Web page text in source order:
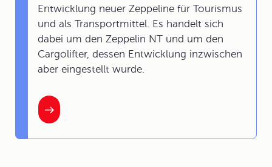
Entwicklung neuer Zeppeline für Tourismus
und als Transportmittel. Es handelt sich
dabei um den Zeppelin NT und um den
Cargolifter, dessen Entwicklung inzwischen
aber eingestellt wurde.